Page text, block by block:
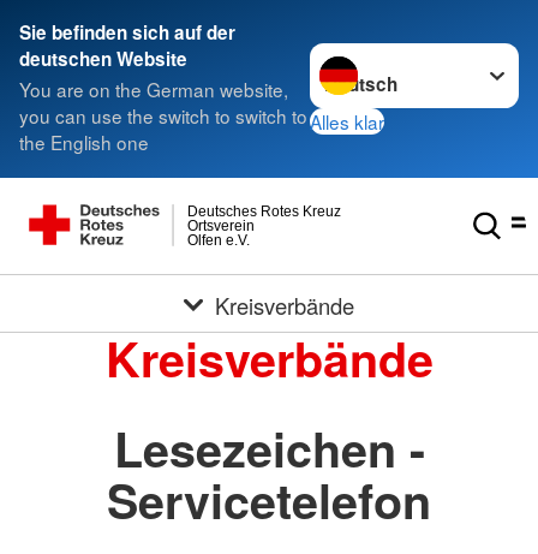
Sie befinden sich auf der
deutschen Website
You are on the German website,
you can use the switch to switch to
the English one
Sprache wechseln zu
Alles klar
Olfen e.V.
Ortsverein
Deutsches Rotes Kreuz
Kreisverbände
Kreisverbände
Lesezeichen -
Servicetelefon